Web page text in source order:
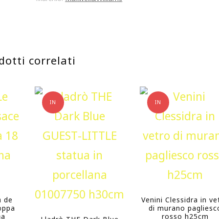
FORMAGGIO
bianco
quantità
correlati
de
IN
OFFERTA!
IN
OFFERTA!
Venini Clessidra in
di murano
rosso h25cm